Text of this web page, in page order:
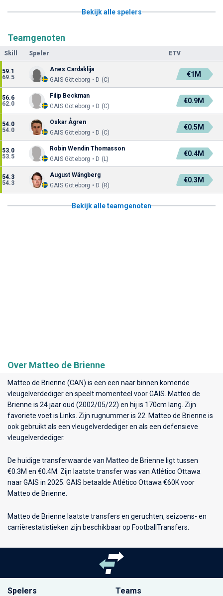
Bekijk alle spelers
Teamgenoten
Skill Speler ETV
59.1
69.5
Anes Cardaklija
GAIS Göteborg • D (C)
€1M
56.6
62.0
Filip Beckman
GAIS Göteborg • D (C)
€0.9M
54.0
54.0
Oskar Ågren
GAIS Göteborg • D (C)
€0.5M
53.0
53.5
Robin Wendin Thomasson
GAIS Göteborg • D (L)
€0.4M
54.3
54.3
August Wängberg
GAIS Göteborg • D (R)
€0.3M
Bekijk alle teamgenoten
Over Matteo de Brienne
Matteo de Brienne (CAN) is een een naar binnen komende
vleugelverdediger en speelt momenteel voorGAIS . Matteo de
Brienne is 24 jaar oud (2002/05/22) en hij is 170cm lang. Zijn
favoriete voet is Links. Zijn rugnummer is 22. Matteo de Brienne is
ook gebruikt als een vleugelverdediger en als een defensieve
vleugelverdediger.
De huidige transferwaarde van Matteo de Brienne ligt tussen
€0.3M en €0.4M. Zijn laatste transfer was van Atlético Ottawa
naar GAIS in 2025. GAIS betaalde Atlético Ottawa €60K voor
Matteo de Brienne.
Matteo de Brienne laatste transfers en geruchten, seizoens- en
carrièrestatistieken zijn beschikbaar op FootballTransfers.
Spelers Teams